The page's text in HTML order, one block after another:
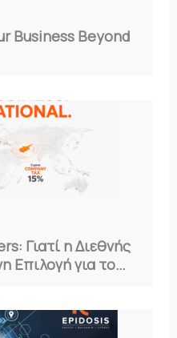
Business Beyond
Γιατί η Διεθνής
Επιλογή για το